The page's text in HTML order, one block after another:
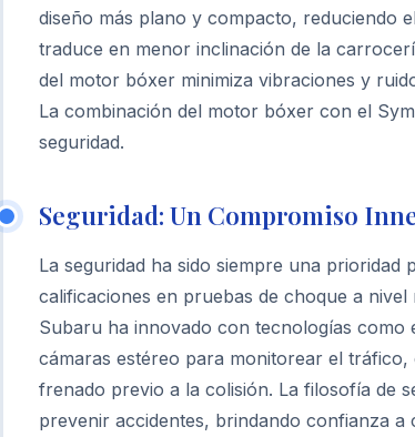
diseño más plano y compacto, reduciendo
traduce en menor inclinación de la
del motor bóxer minimiza vibraciones y
La combinación del motor bóxer con el
seguridad.
Seguridad: Un Compromiso
La seguridad ha sido siempre una
calificaciones en pruebas de choque a
Subaru ha innovado con tecnologías como
cámaras estéreo para monitorear el
frenado previo a la colisión. La filosofía de
prevenir accidentes, brindando confianza a